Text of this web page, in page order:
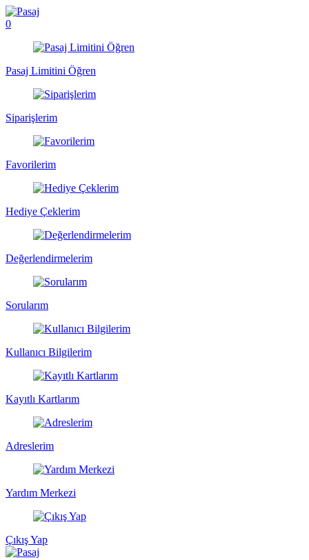
0
Pasaj Limitini Öğren
Siparişlerim
Favorilerim
Hediye Çeklerim
Değerlendirmelerim
Sorularım
Kullanıcı Bilgilerim
Kayıtlı Kartlarım
Adreslerim
Yardım Merkezi
Çıkış Yap